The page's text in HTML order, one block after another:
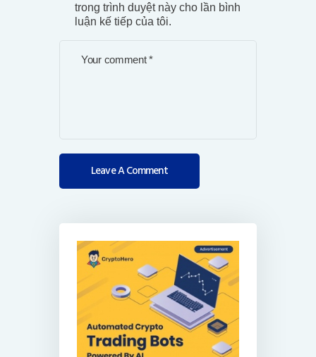
trong trình duyệt này cho lần bình
luận kế tiếp của tôi.